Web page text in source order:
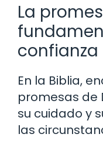
La
confianza
En la Biblia,
promesas de
su cuidado y
las